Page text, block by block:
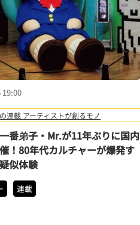
19:00
連載 アーティストが創るモノ
番弟子・Mr.が11年ぶりに国内
！80年代カルチャーが爆発す
似体験
連載